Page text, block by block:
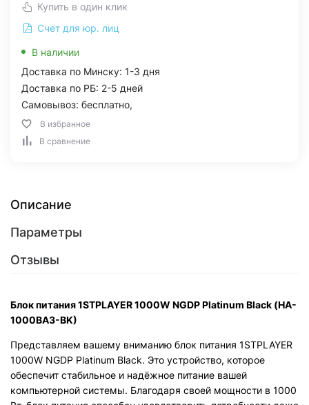
Купить в один клик
Счет для юр. лиц
В наличии
Доставка по Минску: 1-3 дня
Доставка по РБ: 2-5 дней
Самовывоз: бесплатно,
В избранное
В сравнение
Описание
Параметры
Отзывы
Блок питания 1STPLAYER 1000W NGDP Platinum Black (HA-
1000BA3-BK)
Представляем вашему вниманию блок питания 1STPLAYER
1000W NGDP Platinum Black. Это устройство, которое
обеспечит стабильное и надёжное питание вашей
компьютерной системы. Благодаря своей мощности в 1000